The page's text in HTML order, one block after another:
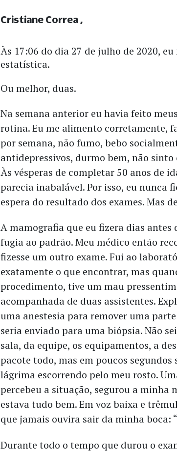
Às 17:06 do dia 27 de julho de 2020,
estatística.
Ou melhor, duas.
Na semana anterior eu havia feito
rotina. Eu me alimento corretamente,
por semana, não fumo, bebo
antidepressivos, durmo bem, não
Às vésperas de completar 50 anos de
parecia inabalável. Por isso, eu nunca
espera do resultado dos exames. Mas
A mamografia que eu fizera dias antes
fugia ao padrão. Meu médico então
fizesse um outro exame. Fui ao
exatamente o que encontrar, mas
procedimento, tive um mau
acompanhada de duas assistentes.
uma anestesia para remover uma
seria enviado para uma biópsia. Não
sala, da equipe, os equipamentos, a
pacote todo, mas em poucos
lágrima escorrendo pelo meu rosto.
percebeu a situação, segurou a minha
estava tudo bem. Em voz baixa e
que jamais ouvira sair da minha boca:
Durante todo o tempo que durou o
Cristiane Correa